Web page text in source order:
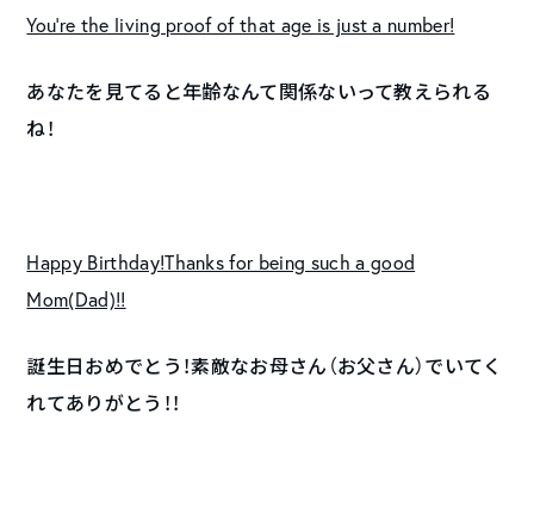
You’re the living proof of that age is just a number!
あなたを見てると年齢なんて関係ないって教えられる
ね！
Happy Birthday!Thanks for being such a good
Mom(Dad)!!
誕生日おめでとう！素敵なお母さん（お父さん）でいてく
れてありがとう！！